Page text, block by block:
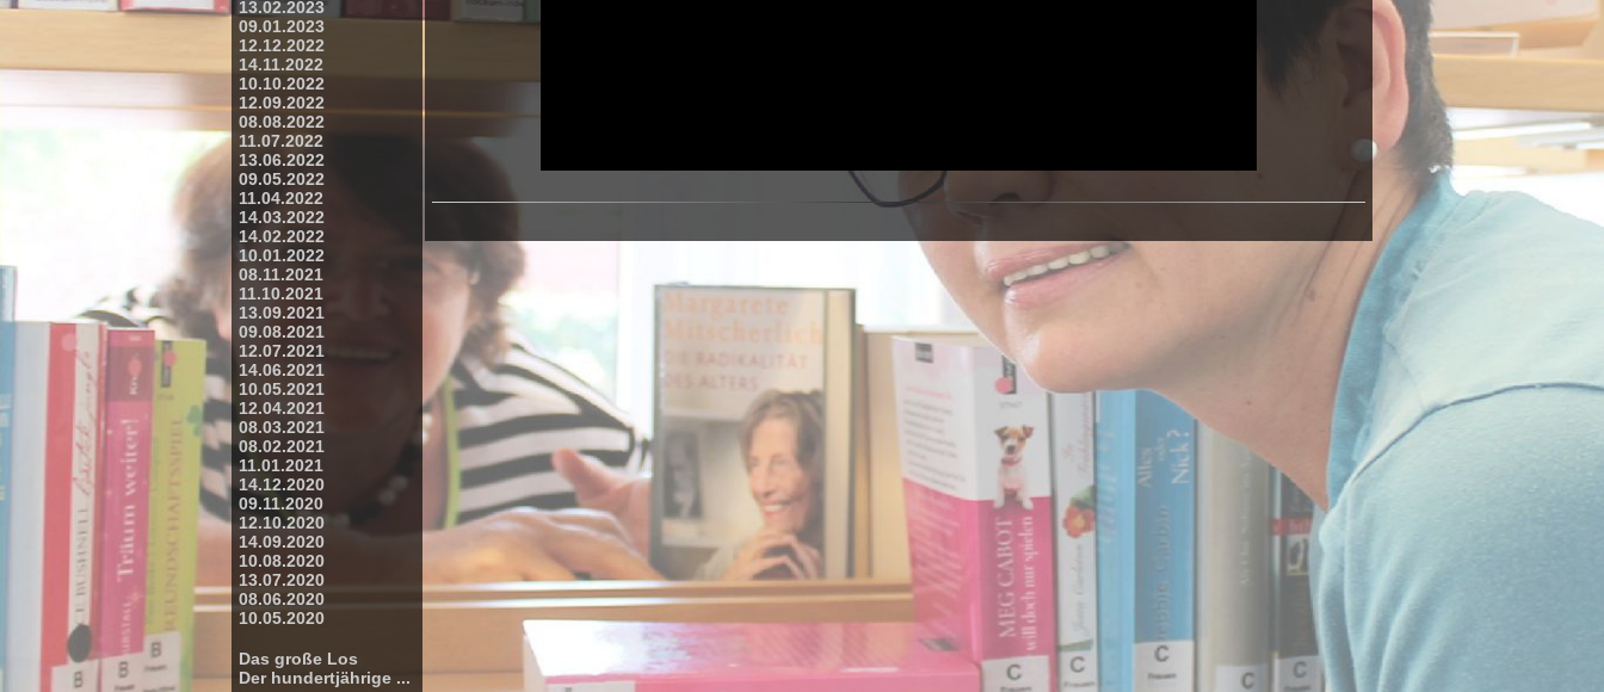
13.02.2023
09.01.2023
12.12.2022
14.11.2022
10.10.2022
12.09.2022
08.08.2022
11.07.2022
13.06.2022
09.05.2022
11.04.2022
14.03.2022
14.02.2022
10.01.2022
08.11.2021
11.10.2021
13.09.2021
09.08.2021
12.07.2021
14.06.2021
10.05.2021
12.04.2021
08.03.2021
08.02.2021
11.01.2021
14.12.2020
09.11.2020
12.10.2020
14.09.2020
10.08.2020
13.07.2020
08.06.2020
10.05.2020
Das große Los
Der hundertjährige ...